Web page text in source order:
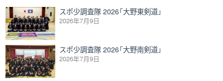
スポ少調査隊 2026「大野東剣道」
2026年7月9日
スポ少調査隊 2026「大野南剣道」
2026年7月9日